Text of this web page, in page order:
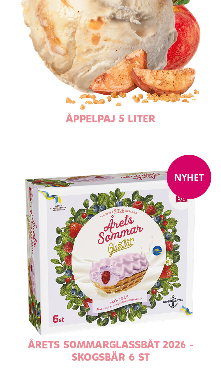
ÅPPELPAJ 5 LITER
ÅRETS SOMMARGLASSBÅT 2026 -
SKOGSBÄR 6 ST
NYHET